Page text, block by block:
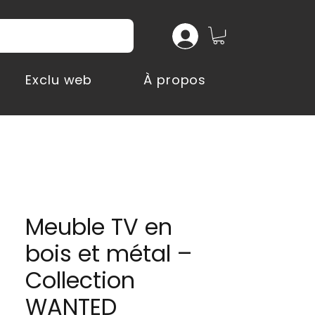
Exclu web À propos
Meuble TV en
bois et métal –
Collection
WANTED